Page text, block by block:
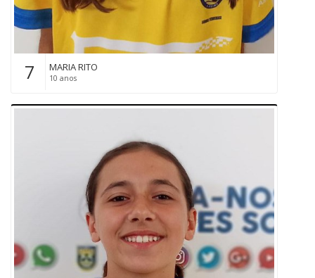
7 MARIA RITO
10 anos